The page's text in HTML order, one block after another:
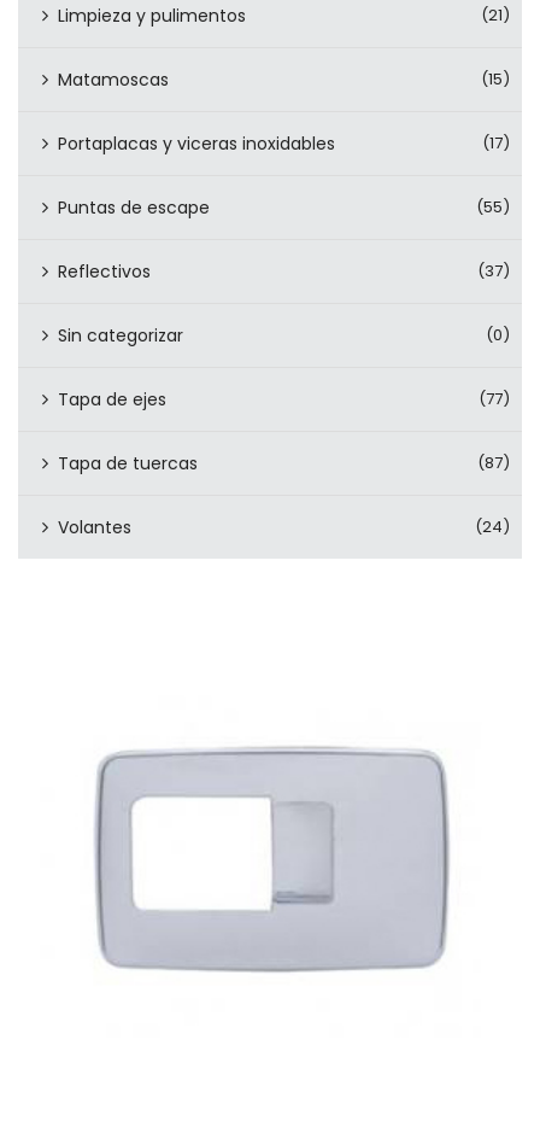
Limpieza y pulimentos (21)
Matamoscas (15)
Portaplacas y viceras inoxidables (17)
Puntas de escape (55)
Reflectivos (37)
Sin categorizar (0)
Tapa de ejes (77)
Tapa de tuercas (87)
Volantes (24)